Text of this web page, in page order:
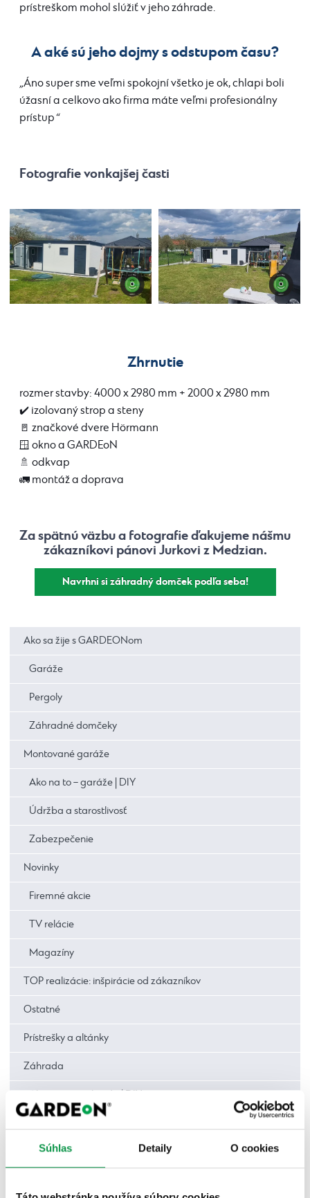
Súhlas Detaily O cookies
prístreškom mohol slúžiť v jeho záhrade.
A aké sú jeho dojmy s odstupom času?
„Áno super sme veľmi spokojní všetko je ok, chlapi boli
úžasní a celkovo ako firma máte veľmi profesionálny
prístup“
Fotografie vonkajšej časti
Zhrnutie
rozmer stavby: 4000 x 2980 mm + 2000 x 2980 mm
✔️ izolovaný strop a steny
🚪 značkové dvere Hörmann
🪟 okno a GARDEoN
🚿 odkvap
🚛 montáž a doprava
Za spätnú väzbu a fotografie ďakujeme nášmu
zákazníkovi pánovi Jurkovi z Medzian.
Navrhni si záhradný domček podľa seba!
Ako sa žije s GARDEONom
Garáže
Pergoly
Záhradné domčeky
Montované garáže
Ako na to – garáže | DIY
Údržba a starostlivosť
Zabezpečenie
Novinky
Firemné akcie
TV relácie
Magazíny
TOP realizácie: inšpirácie od zákazníkov
Ostatné
Prístrešky a altánky
Záhrada
Ako na to – záhrada | DIY
Inšpirácie